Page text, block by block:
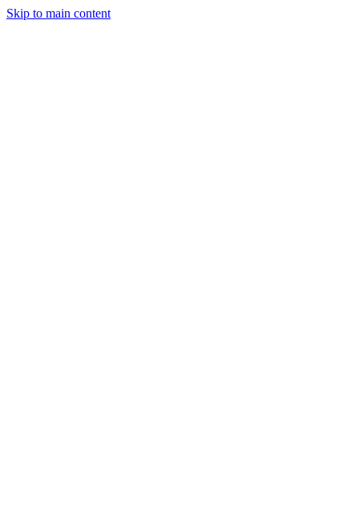
Skip to main content